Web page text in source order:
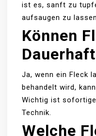
ist es, sanft zu
aufsaugen zu
Können
Ja, wenn ein Fleck
behandelt wird,
Wichtig ist
Technik.
Welche